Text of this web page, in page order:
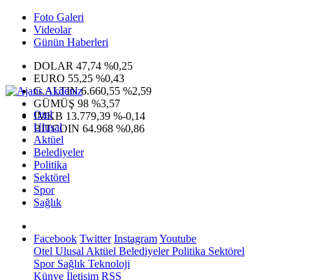
Foto Galeri
Videolar
Günün Haberleri
DOLAR 47,74 %0,25
EURO 55,25 %0,43
G.ALTIN6.660,55 %2,59
GÜMÜŞ 98 %3,57
IMKB 13.779,39 %-0,14
BITCOIN 64.968 %0,86
Otel
Ulusal
Aktüel
Belediyeler
Politika
Sektörel
Spor
Sağlık
Facebook Twitter InstagramYoutube
Otel Ulusal Aktüel BelediyelerPolitika Sektörel
SporSağlık Teknoloji
Künye İletişim RSS